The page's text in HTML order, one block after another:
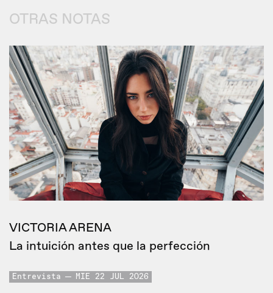
OTRAS NOTAS
VICTORIA ARENA
La intuición antes que la perfección
Entrevista MIE 22 JUL 2026